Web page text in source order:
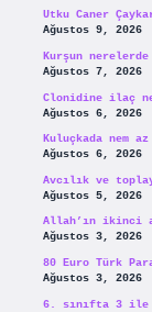
Utku Caner
Ağustos 9, 2026
Kurşun
Ağustos 7, 2026
Clonidine ilaç
Ağustos 6, 2026
Kuluçkada nem
Ağustos 6, 2026
Avcılık ve
Ağustos 5, 2026
Allah’ın ikinci
Ağustos 3, 2026
80 Euro Türk
Ağustos 3, 2026
6. sınıfta 3 ile